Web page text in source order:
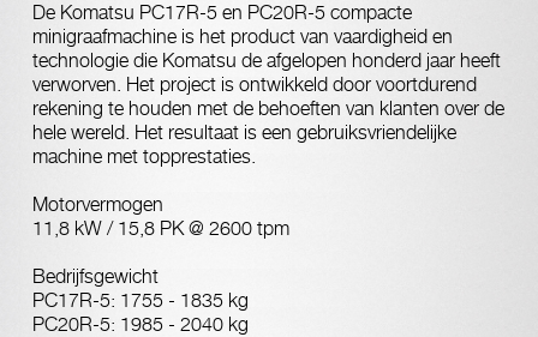
De Komatsu PC17R-5 en PC20R-5 compacte
minigraafmachine is het product van vaardigheid en
technologie die Komatsu de afgelopen honderd jaar heeft
verworven. Het project is ontwikkeld door voortdurend
rekening te houden met de behoeften van klanten over de
hele wereld. Het resultaat is een gebruiksvriendelijke
machine met topprestaties.
Motorvermogen
11,8 kW / 15,8 PK @ 2600 tpm
Bedrijfsgewicht
PC17R-5: 1755 - 1835 kg
PC20R-5: 1985 - 2040 kg